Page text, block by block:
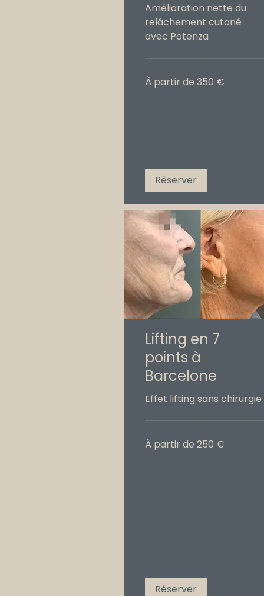
Amélioration nette du
relâchement cutané
avec Potenza
À
partir
À partir de 350 €
Réserver
Lifting en 7
points à
Barcelone
Effet lifting sans chirurgie
À
partir
À partir de 250 €
Réserver